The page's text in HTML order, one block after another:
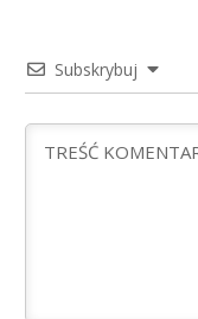
Subskrybuj